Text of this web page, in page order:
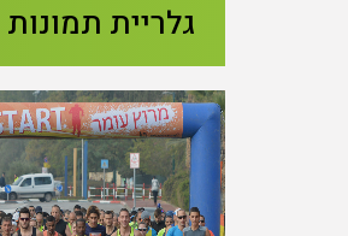
גלריית תמונות